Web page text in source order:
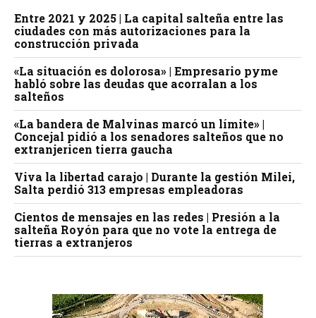
Entre 2021 y 2025 | La capital salteña entre las
ciudades con más autorizaciones para la
construcción privada
«La situación es dolorosa» | Empresario pyme
habló sobre las deudas que acorralan a los
salteños
«La bandera de Malvinas marcó un límite» |
Concejal pidió a los senadores salteños que no
extranjericen tierra gaucha
Viva la libertad carajo | Durante la gestión Milei,
Salta perdió 313 empresas empleadoras
Cientos de mensajes en las redes | Presión a la
salteña Royón para que no vote la entrega de
tierras a extranjeros